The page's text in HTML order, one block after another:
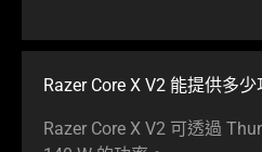
Razer Core X V2 能提供多少
Razer Core X V2 可透過